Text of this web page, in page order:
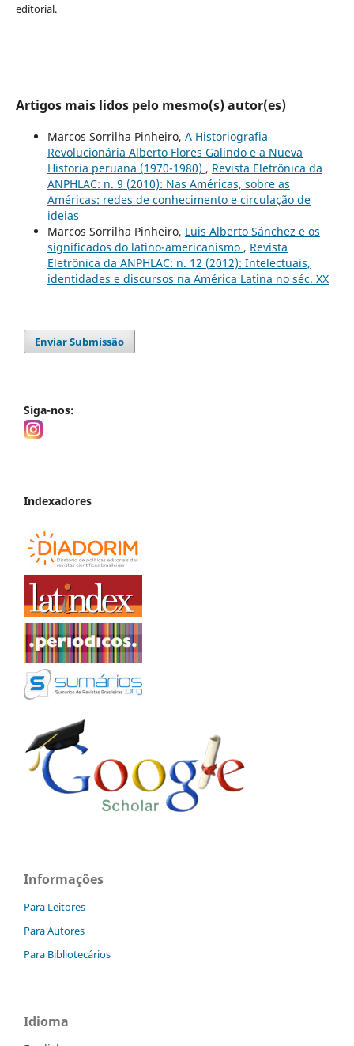
editorial.
Artigos mais lidos pelo mesmo(s) autor(es)
Marcos Sorrilha Pinheiro, A Historiografia
Revolucionária Alberto Flores Galindo e a Nueva
Historia peruana (1970-1980) , Revista Eletrônica da
ANPHLAC: n. 9 (2010): Nas Américas, sobre as
Américas: redes de conhecimento e circulação de
ideias
Marcos Sorrilha Pinheiro, Luis Alberto Sánchez e os
significados do latino-americanismo , Revista
Eletrônica da ANPHLAC: n. 12 (2012): Intelectuais,
identidades e discursos na América Latina no séc. XX
Enviar Submissão
Siga-nos:
Indexadores
Informações
Para Leitores
Para Autores
Para Bibliotecários
Idioma